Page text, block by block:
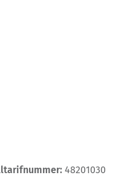
48201030